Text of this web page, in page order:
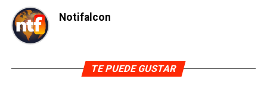
Notifalcon
TE PUEDE GUSTAR